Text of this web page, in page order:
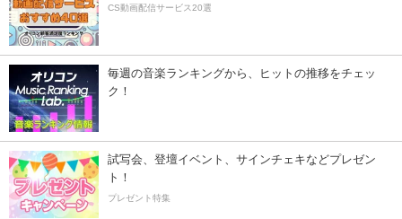
CS動画配信サービス20選
毎週の音楽ランキングから、ヒットの推移をチェッ
ク！
試写会、登壇イベント、サインチェキなどプレゼン
ト！
プレゼント特集